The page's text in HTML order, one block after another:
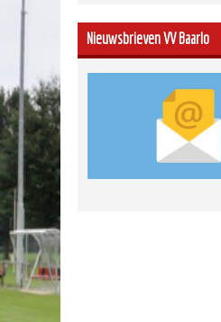
Nieuwsbrieven VV Baarlo